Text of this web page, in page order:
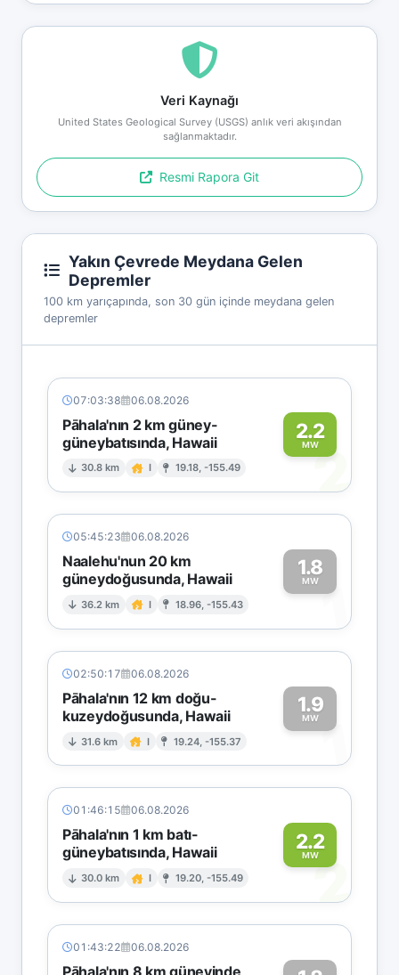
Veri Kaynağı
United States Geological Survey (USGS) anlık veri akışından
sağlanmaktadır.
Resmi Rapora Git
Yakın Çevrede Meydana Gelen
Depremler
100 km yarıçapında, son 30 gün içinde meydana gelen
depremler
07:03:38 06.08.2026
Pāhala'nın 2 km güney-
güneybatısında, Hawaii
30.8 km I 19.18, -155.49
2.2
MW2
05:45:23 06.08.2026
Naalehu'nun 20 km
güneydoğusunda, Hawaii
36.2 km I 18.96, -155.43
1.8
MW1
02:50:17 06.08.2026
Pāhala'nın 12 km doğu-
kuzeydoğusunda, Hawaii
31.6 km I 19.24, -155.37
1.9
MW1
01:46:15 06.08.2026
Pāhala'nın 1 km batı-
güneybatısında, Hawaii
30.0 km I 19.20, -155.49
2.2
MW2
01:43:22 06.08.2026
Pāhala'nın 8 km güneyinde,